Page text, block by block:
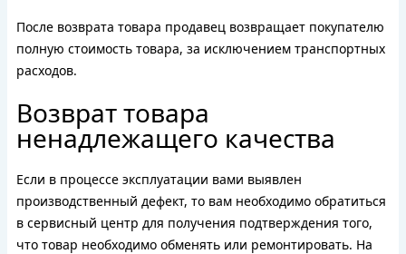
После возврата товара продавец возвращает покупателю
полную стоимость товара, за исключением транспортных
расходов.
Возврат товара
ненадлежащего качества
Если в процессе эксплуатации вами выявлен
производственный дефект, то вам необходимо обратиться
в сервисный центр для получения подтверждения того,
что товар необходимо обменять или ремонтировать. На